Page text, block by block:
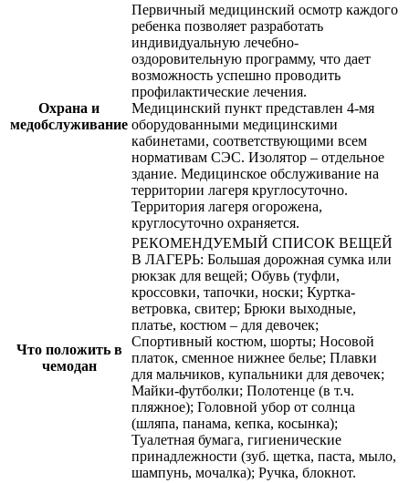
Охрана и
медобслуживание
Первичный медицинский осмотр каждого
ребенка позволяет разработать
индивидуальную лечебно-
оздоровительную программу, что дает
возможность успешно проводить
профилактические лечения.
Медицинский пункт представлен 4-мя
оборудованными медицинскими
кабинетами, соответствующими всем
нормативам СЭС. Изолятор – отдельное
здание. Медицинское обслуживание на
территории лагеря круглосуточно.
Территория лагеря огорожена,
круглосуточно охраняется.
Что положить в
чемодан
РЕКОМЕНДУЕМЫЙ СПИСОК ВЕЩЕЙ
В ЛАГЕРЬ: Большая дорожная сумка или
рюкзак для вещей; Обувь (туфли,
кроссовки, тапочки, носки; Куртка-
ветровка, свитер; Брюки выходные,
платье, костюм – для девочек;
Спортивный костюм, шорты; Носовой
платок, сменное нижнее белье; Плавки
для мальчиков, купальники для девочек;
Майки-футболки; Полотенце (в т.ч.
пляжное); Головной убор от солнца
(шляпа, панама, кепка, косынка);
Туалетная бумага, гигиенические
принадлежности (зуб. щетка, паста, мыло,
шампунь, мочалка); Ручка, блокнот.